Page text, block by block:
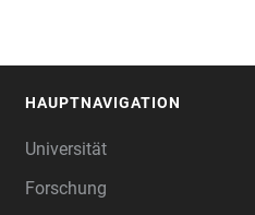
HAUPTNAVIGATION
Universität
Forschung